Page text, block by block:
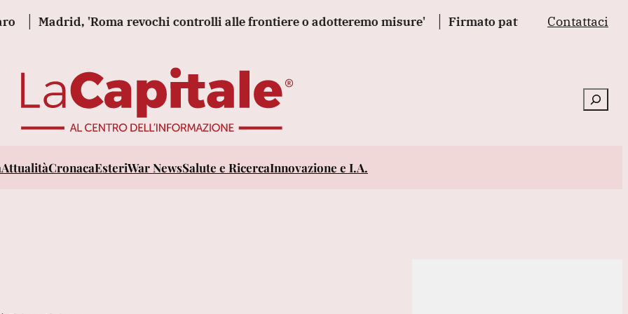
Madrid, 'Roma revochi controlli alle frontiere o adotteremo misure' Firmato patto sulla difesa tra
Contattaci
Cerca
AttualitàCronacaEsteriWar NewsSalute e RicercaInnovazione e I.A.